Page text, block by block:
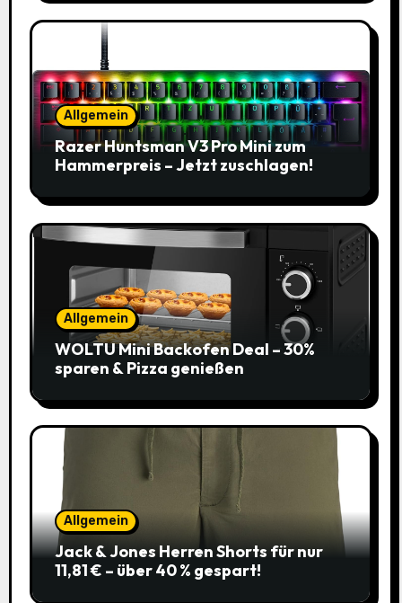
Allgemein
Razer Huntsman V3 Pro Mini zum
Hammerpreis – Jetzt zuschlagen!
Allgemein
WOLTU Mini Backofen Deal – 30%
sparen & Pizza genießen
Allgemein
Jack & Jones Herren Shorts für nur
11,81 € – über 40 % gespart!